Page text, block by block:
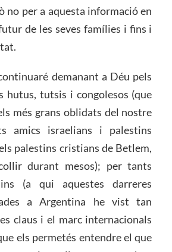
no per a aquesta informació en
de les seves famílies i fins i
demanant a Déu pels
hutus, tutsis i congolesos (que
més grans oblidats del nostre
amics israelians i palestins
palestins cristians de Betlem,
durant mesos); per tants
(a qui aquestes darreres
a Argentina he vist tan
claus i el marc internacionals
els permetés entendre el que